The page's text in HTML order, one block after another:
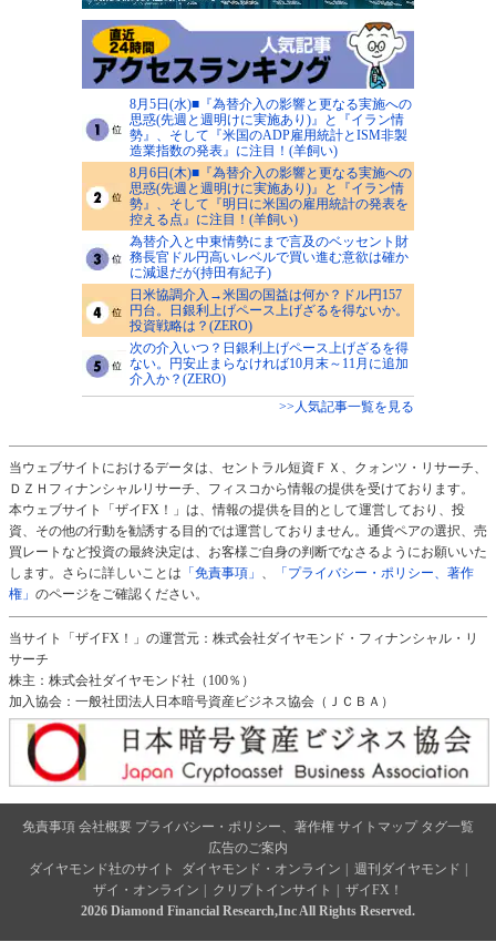
8月5日(水)■『為替介入の影響と更なる実施への
思惑(先週と週明けに実施あり)』と『イラン情
勢』、そして『米国のADP雇用統計とISM非製
造業指数の発表』に注目！(羊飼い)
8月6日(木)■『為替介入の影響と更なる実施への
思惑(先週と週明けに実施あり)』と『イラン情
勢』、そして『明日に米国の雇用統計の発表を
控える点』に注目！(羊飼い)
為替介入と中東情勢にまで言及のベッセント財
務長官ドル円高いレベルで買い進む意欲は確か
に減退だが(持田有紀子)
日米協調介入→米国の国益は何か？ドル円157
円台。日銀利上げペース上げざるを得ないか。
投資戦略は？(ZERO)
次の介入いつ？日銀利上げペース上げざるを得
ない。円安止まらなければ10月末～11月に追加
介入か？(ZERO)
>>人気記事一覧を見る
当ウェブサイトにおけるデータは、セントラル短資ＦＸ、クォンツ・リサーチ、
ＤＺＨフィナンシャルリサーチ、フィスコから情報の提供を受けております。
本ウェブサイト「ザイFX！」は、情報の提供を目的として運営しており、投
資、その他の行動を勧誘する目的では運営しておりません。通貨ペアの選択、売
買レートなど投資の最終決定は、お客様ご自身の判断でなさるようにお願いいた
します。さらに詳しいことは 「免責事項」 、
「プライバシー・ポリシー、著作
権」 のページをご確認ください。
当サイト「ザイFX！」の運営元：株式会社ダイヤモンド・フィナンシャル・リ
サーチ
株主：株式会社ダイヤモンド社（100％）
加入協会：一般社団法人日本暗号資産ビジネス協会（ＪＣＢＡ）
免責事項 会社概要 プライバシー・ポリシー、著作権 サイトマップ タグ一覧
広告のご案内
ダイヤモンド社のサイト
ダイヤモンド・オンライン | 週刊ダイヤモンド |
ザイ・オンライン | クリプトインサイト | ザイFX！
2026 Diamond Financial Research,Inc All Rights Reserved.